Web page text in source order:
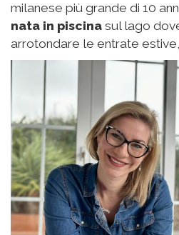
milanese più grande di 10
nata in piscina sul lago
arrotondare le entrate estive,